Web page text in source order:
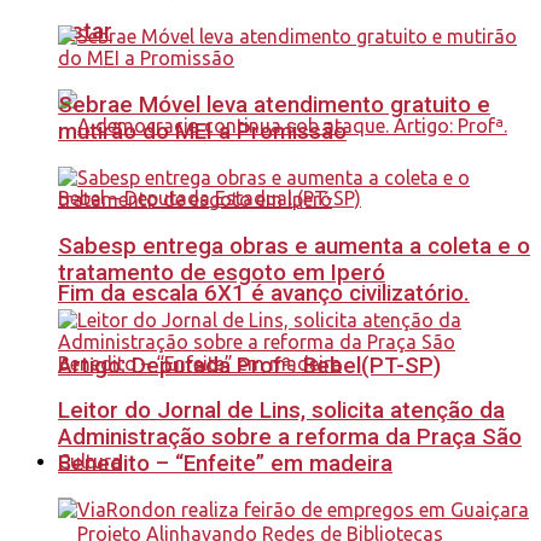
estar
Fim da escala 6X1 é avanço civilizatório.
Artigo: Deputada Profª. Bebel(PT-SP)
Cultura
Sebrae Móvel leva atendimento gratuito e
mutirão do MEI a Promissão
Sabesp entrega obras e aumenta a coleta e o
tratamento de esgoto em Iperó
Leitor do Jornal de Lins, solicita atenção da
Administração sobre a reforma da Praça São
Benedito – “Enfeite” em madeira